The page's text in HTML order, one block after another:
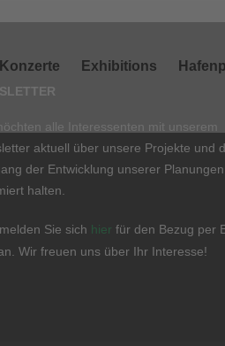
Konzerte Exhibitions
alle Interessenten mit unserem
aktuell über unsere Projekte und
der Entwicklung unserer Planungen
halten.
Sie sich hier für den Bezug per
Wir freuen uns über Ihr Interesse!